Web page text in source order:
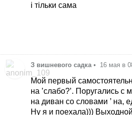
і тільки сама
З вишневого садка • 16 мая в
Мой первый
на ’слабо?’. Поругались с
на диван со словами ’ на,
Ну я и поехала)))